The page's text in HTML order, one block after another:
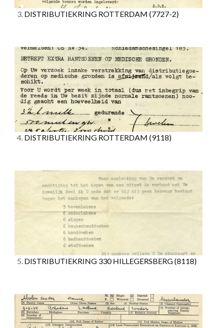
3. DISTRIBUTIEKRING ROTTERDAM (7727-2)
4. DISTRIBUTIEKRING ROTTERDAM (9118)
5. DISTRIBUTIEKRING 330 HILLEGERSBERG(8118)